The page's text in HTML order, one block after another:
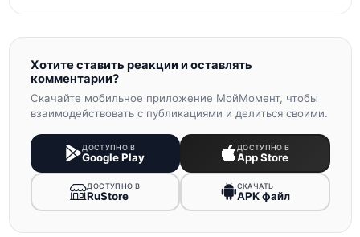
Хотите ставить реакции и оставлять
комментарии?
Скачайте мобильное приложение МойМомент, чтобы
взаимодействовать с публикациями и делиться своими.
ДОСТУПНО В
Google Play
ДОСТУПНО В
App Store
ДОСТУПНО В
RuStore
СКАЧАТЬ
APK файл